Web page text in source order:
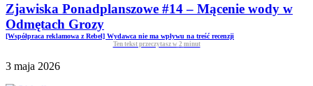
Zjawiska Ponadplanszowe #14 – Mącenie wody w
Odmętach Grozy
[Współpraca reklamowa z Rebel] Wydawca nie ma wpływu na treść recenzji
Ten tekst przeczytasz w 2 minut
3 maja 2026